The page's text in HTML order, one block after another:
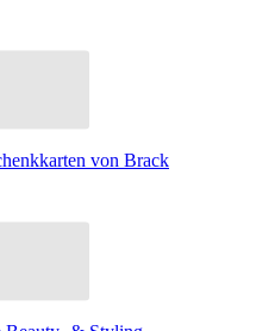
von Brack